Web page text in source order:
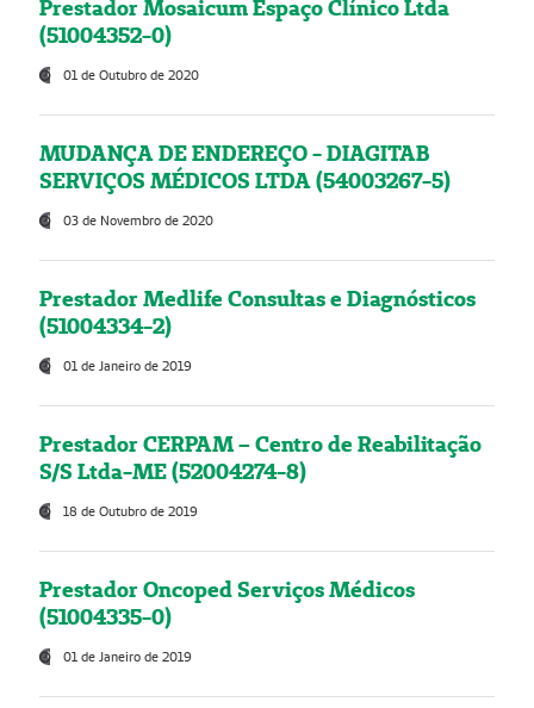
Prestador Mosaicum Espaço Clínico Ltda
(51004352-0)
01 de Outubro de 2020
MUDANÇA DE ENDEREÇO - DIAGITAB
SERVIÇOS MÉDICOS LTDA (54003267-5)
03 de Novembro de 2020
Prestador Medlife Consultas e Diagnósticos
(51004334-2)
01 de Janeiro de 2019
Prestador CERPAM – Centro de Reabilitação
S/S Ltda-ME (52004274-8)
18 de Outubro de 2019
Prestador Oncoped Serviços Médicos
(51004335-0)
01 de Janeiro de 2019